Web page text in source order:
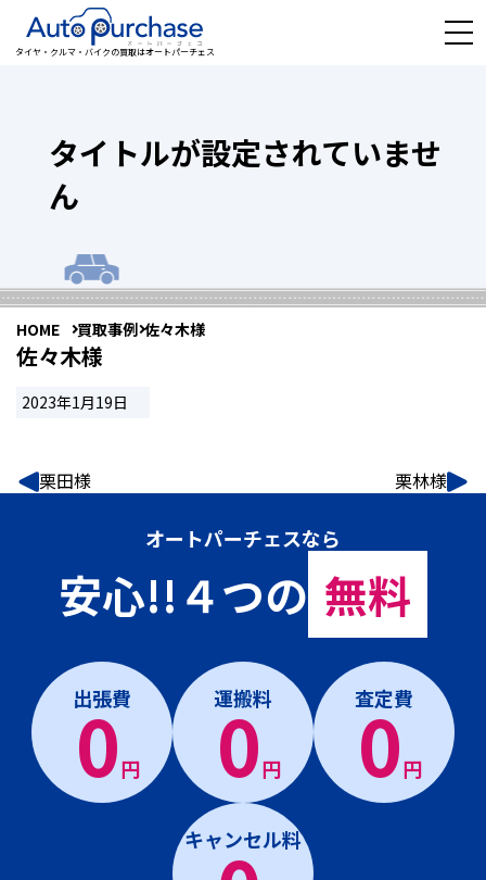
タイヤ・クルマ・バイクの買取はオートパーチェス
タイトルが設定されていませ
ん
HOME 買取事例 佐々木様
佐々木様
2023年1月19日
栗田様 栗林様
オートパーチェスなら
安心!!４つの 無料
出張費
0円
運搬料
0円
査定費
0円
キャンセル料